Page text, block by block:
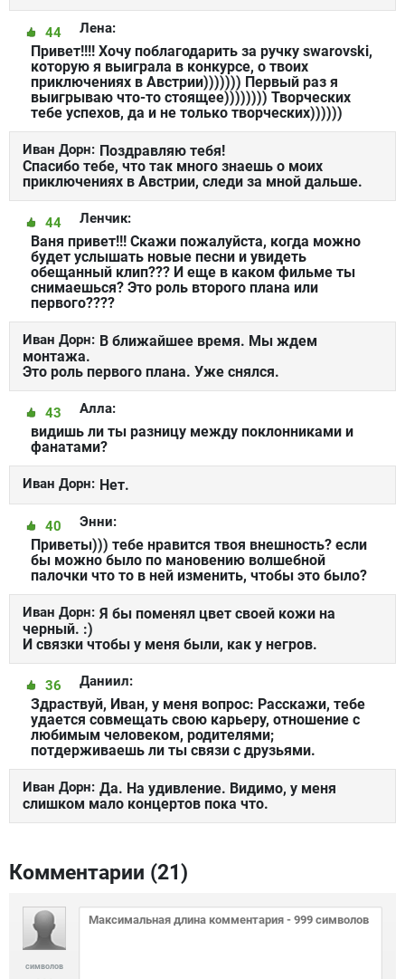
Лена:
44
Привет!!!! Хочу поблагодарить за ручку swarovski,
которую я выиграла в конкурсе, о твоих
приключениях в Австрии))))))) Первый раз я
выигрываю что-то стоящее)))))))) Творческих
тебе успехов, да и не только творческих))))))
Иван Дорн: Поздравляю тебя!
Спасибо тебе, что так много знаешь о моих
приключениях в Австрии, следи за мной дальше.
Ленчик:
44
Ваня привет!!! Скажи пожалуйста, когда можно
будет услышать новые песни и увидеть
обещанный клип??? И еще в каком фильме ты
снимаешься? Это роль второго плана или
первого????
Иван Дорн: В ближайшее время. Мы ждем
монтажа.
Это роль первого плана. Уже снялся.
Алла:
43
видишь ли ты разницу между поклонниками и
фанатами?
Иван Дорн: Нет.
Энни:
40
Приветы))) тебе нравится твоя внешность? если
бы можно было по мановению волшебной
палочки что то в ней изменить, чтобы это было?
Иван Дорн: Я бы поменял цвет своей кожи на
черный. :)
И связки чтобы у меня были, как у негров.
Даниил:
36
Здраствуй, Иван, у меня вопрос: Расскажи, тебе
удается совмещать свою карьеру, отношение с
любимым человеком, родителями;
потдерживаешь ли ты связи с друзьями.
Иван Дорн: Да. На удивление. Видимо, у меня
слишком мало концертов пока что.
Комментарии (21)
символов